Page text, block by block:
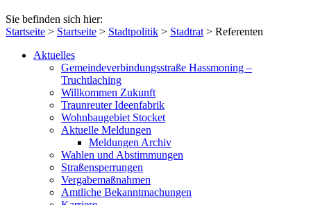
Sie befinden sich hier:
Startseite > Startseite > Stadtpolitik > Stadtrat > Referenten
Aktuelles
Gemeindeverbindungsstraße Hassmoning –
Truchtlaching
Willkommen Zukunft
Traunreuter Ideenfabrik
Wohnbaugebiet Stocket
Aktuelle Meldungen
Meldungen Archiv
Wahlen und Abstimmungen
Straßensperrungen
Vergabemaßnahmen
Amtliche Bekanntmachungen